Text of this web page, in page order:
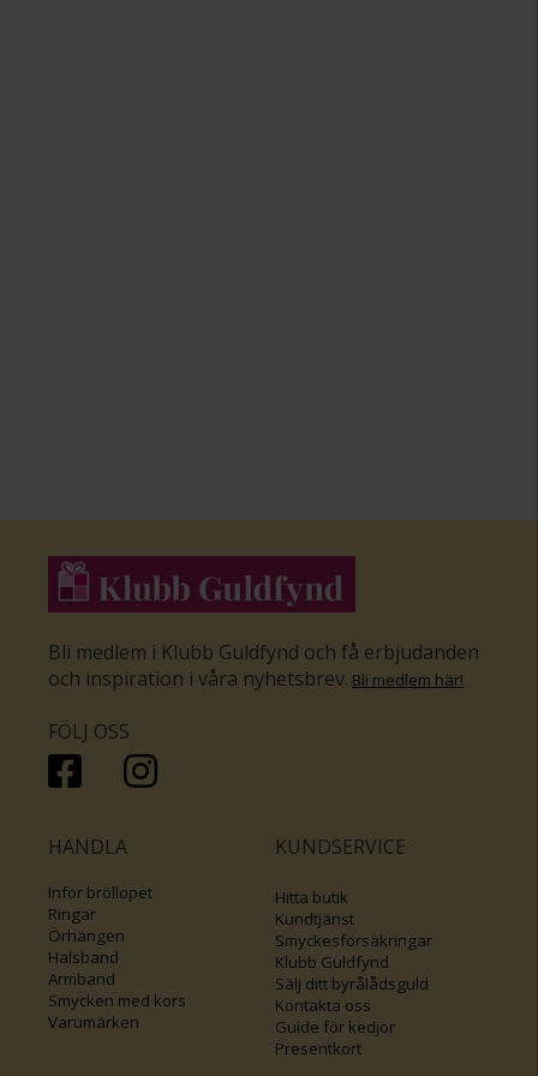
Bli medlem i Klubb Guldfynd och få erbjudanden
och inspiration i våra nyhetsbrev. Bli medlem här!
FÖLJ OSS
HANDLA
Inför bröllopet
Ringar
Örhängen
Halsband
Armband
Smycken med kors
Varumärken
KUNDSERVICE
Hitta butik
Kundtjänst
Smyckesförsäkringar
Klubb Guldfynd
Sälj ditt byrålådsguld
Kontakta oss
Guide för kedjor
Presentkort